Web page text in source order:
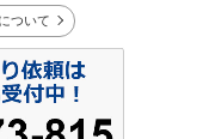
ついて